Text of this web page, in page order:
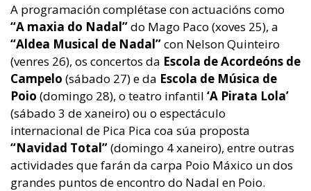
A programación complétase con actuacións como
“A maxia do Nadal”do Mago Paco (xoves 25), a
“Aldea Musical de Nadal”con Nelson Quinteiro
(venres 26), os concertos da Escola de Acordeóns de
Campelo (sábado 27) e da Escola de Música de
Poio (domingo 28), o teatro infantil ‘A Pirata Lola’
(sábado 3 de xaneiro) ou o espectáculo
internacional de Pica Pica coa súa proposta
“Navidad Total”(domingo 4 xaneiro), entre outras
actividades que farán da carpa Poio Máxico un dos
grandes puntos de encontro do Nadal en Poio.